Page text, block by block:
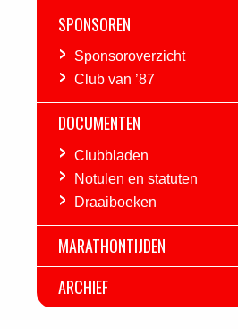
SPONSOREN
Sponsoroverzicht
Club van ’87
DOCUMENTEN
Clubbladen
Notulen en statuten
Draaiboeken
MARATHONTIJDEN
ARCHIEF